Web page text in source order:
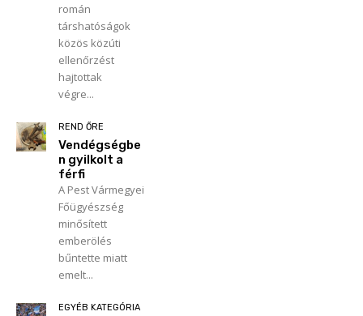
román
társhatóságok
közös közúti
ellenőrzést
hajtottak
végre...
REND ŐRE
Vendégségbe
n gyilkolt a
férfi
A Pest Vármegyei
Főügyészség
minősített
emberölés
bűntette miatt
emelt...
EGYÉB KATEGÓRIA